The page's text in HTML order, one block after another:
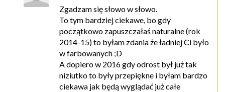
Zgadzam się słowo w słowo.
To tym bardziej ciekawe, bo gdy
początkowo zapuszczałaś naturalne (rok
2014-15) to byłam zdania że ładniej Ci było
w farbowanych ;D
A dopiero w 2016 gdy odrost był już tak
niziutko to były przepiękne i byłam bardzo
ciekawa jak będą wyglądać już całe